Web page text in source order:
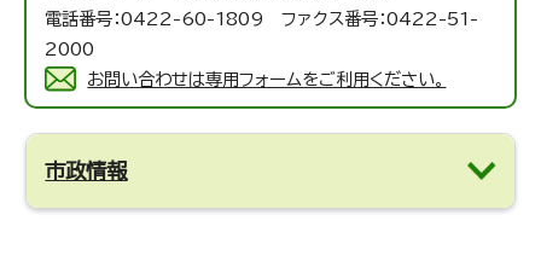
電話番号：0422-60-1809 ファクス番号：0422-51-
2000
お問い合わせは専用フォームをご利用ください。
市政情報